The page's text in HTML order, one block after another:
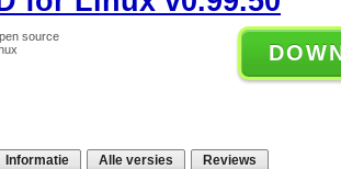
source
Informatie Alle versies Reviews